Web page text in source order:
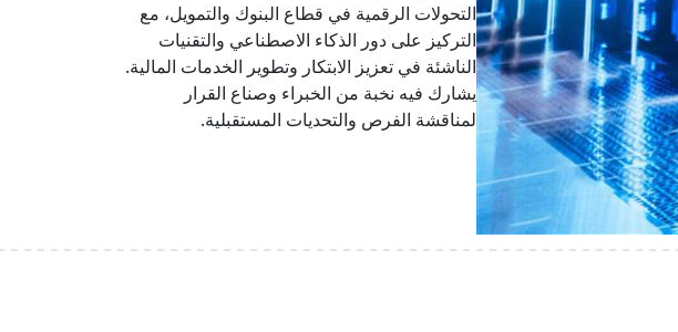
التحولات الرقمية في قطاع البنوك والتمويل، مع
التركيز على دور الذكاء الاصطناعي والتقنيات
الناشئة في تعزيز الابتكار وتطوير الخدمات المالية.
يشارك فيه نخبة من الخبراء وصناع القرار
لمناقشة الفرص والتحديات المستقبلية.